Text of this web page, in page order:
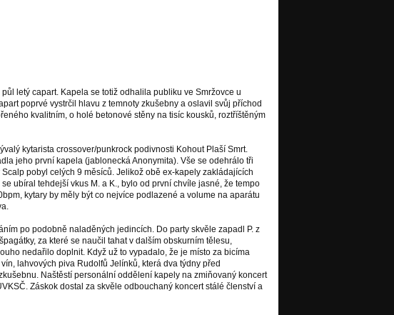
letý capart. Kapela se totiž odhalila publiku ve Smržovce u
poprvé vystrčil hlavu z temnoty zkušebny a oslavil svůj příchod
kvalitním, o holé betonové stěny na tisíc kousků, roztříštěným
kytarista crossover/punkrock podivnosti Kohout Plaší Smrt.
jeho první kapela (jablonecká Anonymita). Vše se odehrálo tři
pobyl celých 9 měsíců. Jelikož obě ex-kapely zakládajících
ubíral tehdejší vkus M. a K., bylo od první chvíle jasné, že tempo
kytary by měly být co nejvíce podlazené a volume na aparátu
po podobně naladěných jedincích. Do party skvěle zapadl P. z
za které se naučil tahat v dalším obskurním tělesu,
nedařilo doplnit. Když už to vypadalo, že je místo za bicíma
lahvových piva Rudolfů Jelínků, která dva týdny před
Naštěstí personální oddělení kapely na zmiňovaný koncert
Záskok dostal za skvěle odbouchaný koncert stálé členství a